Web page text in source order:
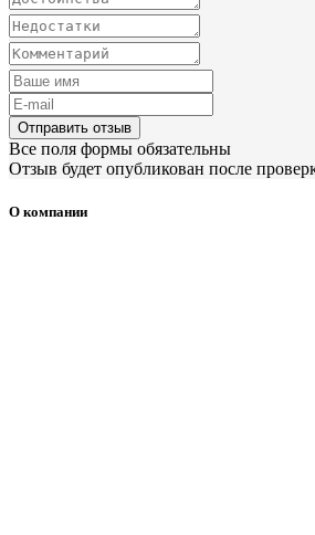
Отправить отзыв
Все поля формы обязательны
Отзыв будет опубликован после
О компании